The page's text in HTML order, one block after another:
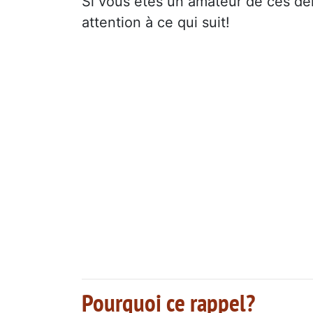
attention à ce qui suit!
Pourquoi ce rappel?